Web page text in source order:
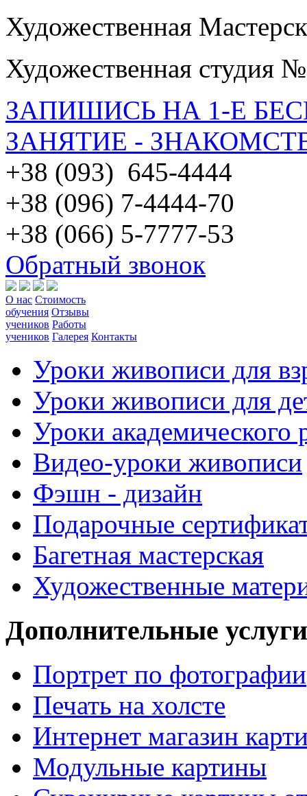
Художественная
Художественная студия
ЗАПИШИСЬ НА 1-Е
ЗАНЯТИЕ -
+38 (093) 645-4444
+38 (096) 7-4444-70
+38 (066) 5-7777-53
Обратный звонок
О нас Стоимость
обучения Отзывы
учеников Работы
учеников Галерея Контакты
Уроки живописи для
Уроки живописи для
Уроки академического
Видео-уроки живописи
Фэшн - дизайн
Подарочные
Багетная мастерская
Художественные
Дополнительные
Портрет по фотографии
Печать на холсте
Интернет магазин
Модульные картины